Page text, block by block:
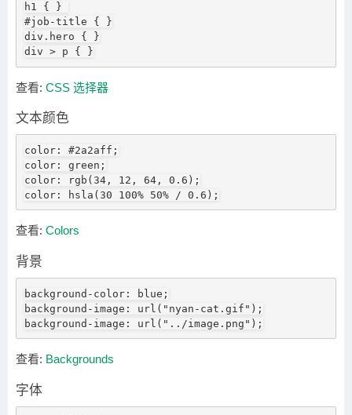
h1 { }
#job-title { }
div.hero { }
div > p { }
查看: CSS 选择器
文本颜色
color: #2a2aff;
color: green;
color: rgb(34, 12, 64, 0.6);
color: hsla(30 100% 50% / 0.6);
查看: Colors
背景
background-color: blue;
background-image: url("nyan-cat.gif");
background-image: url("../image.png");
查看: Backgrounds
字体